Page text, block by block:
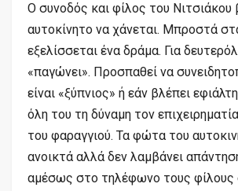
Ο συνοδός και φίλος του Νιτσιάκου
αυτοκίνητο να χάνεται. Μπροστά
εξελίσσεται ένα δράμα. Για
«παγώνει». Προσπαθεί να
είναι «ξύπνιος» ή εάν βλέπει
όλη του τη δύναμη τον
του φαραγγιού. Τα φώτα του
ανοικτά αλλά δεν λαμβάνει
αμέσως στο τηλέφωνο τους φίλους